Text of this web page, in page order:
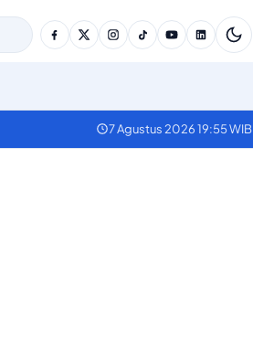
7 Agustus 2026 19:55 WIB